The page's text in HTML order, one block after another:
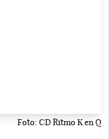
Foto: CD Ritmo K en Q